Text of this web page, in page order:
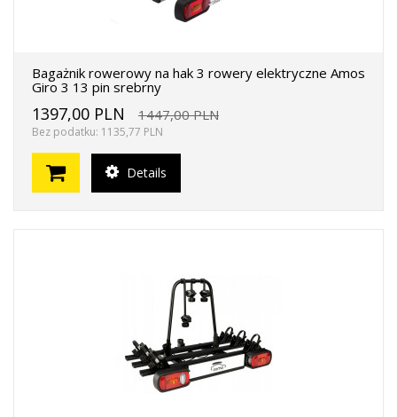
Bagażnik rowerowy na hak 3 rowery elektryczne Amos
Giro 3 13 pin srebrny
1397,00 PLN 1447,00 PLN
Bez podatku: 1135,77 PLN
Details